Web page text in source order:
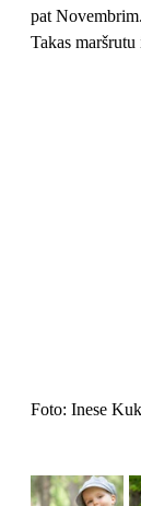
pat Novembrim.
Takas maršrutu
Foto: Inese